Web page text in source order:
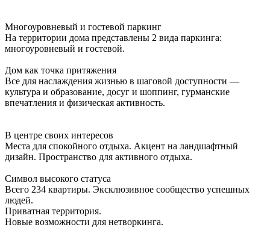
Многоуровневый и гостевой паркинг
На территории дома представлены 2 вида паркинга:
многоуровневый и гостевой.
Дом как точка притяжения
Все для наслаждения жизнью в шаговой доступности —
культура и образование, досуг и шоппинг, гурманские
впечатления и физическая активность.
В центре своих интересов
Места для спокойного отдыха. Акцент на ландшафтный
дизайн. Пространство для активного отдыха.
Символ высокого статуса
Всего 234 квартиры. Эксклюзивное сообщество успешных
людей.
Приватная территория.
Новые возможности для нетворкинга.